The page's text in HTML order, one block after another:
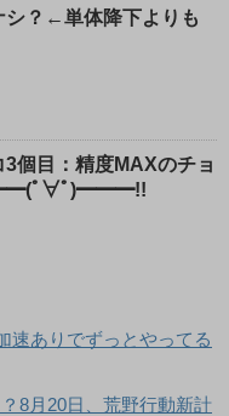
シ？←単体降下よりも
3個目：精度MAXのチョ
ﾟ∀ﾟ)━━━!!
速ありでずっとやってる
8月20日、荒野行動新計